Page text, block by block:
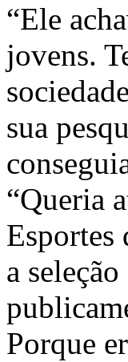
“Ele
jovens.
sua
“Queria
Esportes
a
Porque